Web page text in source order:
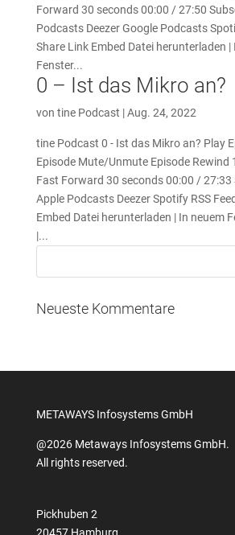
Forward 30 seconds 00:00 / 27:50
Podcasts Deezer Google Podcasts
Share Link Embed Datei herunterladen |
Fenster...
0 – Ist das Mikro an?
von tine Podcast |Aug. 24, 2022
tine Podcast 0 - Ist das Mikro an? Play
Episode Mute/Unmute Episode Rewind
Fast Forward 30 seconds 00:00 / 27:33
Apple Podcasts Deezer Spotify RSS
Embed Datei herunterladen | In neuem
|...
Neueste Kommentare
METAWAYS Infosystems GmbH
@2026 Metaways Infosystems GmbH.
All rights reserved.
Pickhuben 2